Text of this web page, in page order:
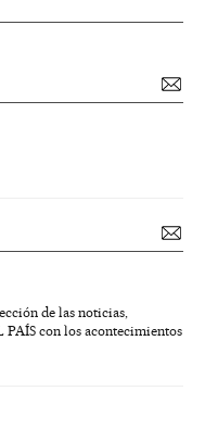
de las noticias,
PAÍS con los acontecimientos